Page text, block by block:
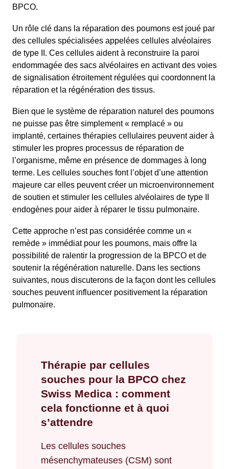
BPCO.
Un rôle clé dans la réparation des poumons est joué par
des cellules spécialisées appelées cellules alvéolaires
de type II. Ces cellules aident à reconstruire la paroi
endommagée des sacs alvéolaires en activant des voies
de signalisation étroitement régulées qui coordonnent la
réparation et la régénération des tissus.
Bien que le système de réparation naturel des poumons
ne puisse pas être simplement « remplacé » ou
implanté, certaines thérapies cellulaires peuvent aider à
stimuler les propres processus de réparation de
l’organisme, même en présence de dommages à long
terme. Les cellules souches font l’objet d’une attention
majeure car elles peuvent créer un microenvironnement
de soutien et stimuler les cellules alvéolaires de type II
endogènes pour aider à réparer le tissu pulmonaire.
Cette approche n’est pas considérée comme un «
remède » immédiat pour les poumons, mais offre la
possibilité de ralentir la progression de la BPCO et de
soutenir la régénération naturelle. Dans les sections
suivantes, nous discuterons de la façon dont les cellules
souches peuvent influencer positivement la réparation
pulmonaire.
Thérapie par cellules
souches pour la BPCO chez
Swiss Medica : comment
cela fonctionne et à quoi
s’attendre
Les cellules souches
mésenchymateuses (CSM) sont